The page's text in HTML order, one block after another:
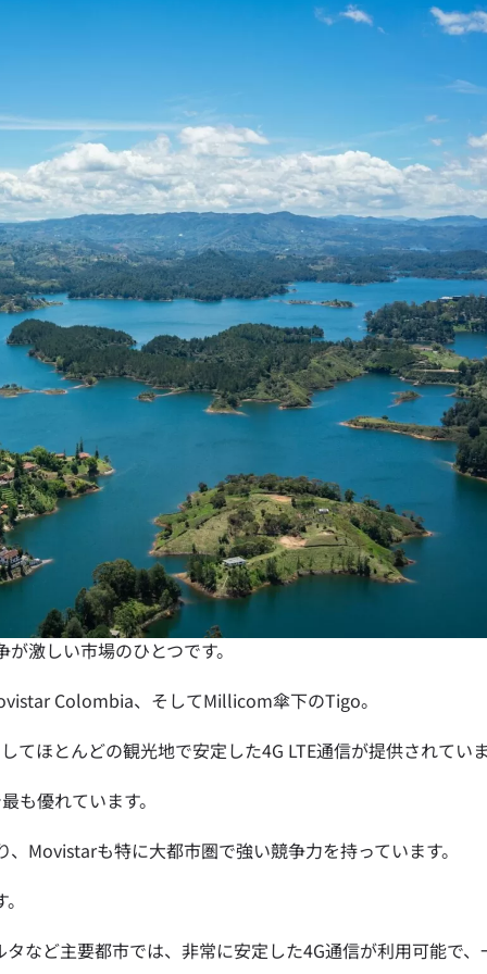
激しい市場のひとつです。
Colombia、そしてMillicom傘下のTigo。
てほとんどの観光地で安定した4G LTE通信が提供されてい
も優れています。
Movistarも特に大都市圏で強い競争力を持っています。
など主要都市では、非常に安定した4G通信が利用可能で、
Then, contact your mobile carrier to request an eSIM
They will provide you with a QR code or activation
can scan or enter in your device settings. Once
the benefits of eSIM without needing a physical SIM
日本語
選択
索
米ドル KRW - 韓国ウォン
シンガポール・ドル
本円 EUR - ユーロ
タイ・バーツ
ンドネシア・ルピア AUD - 豪ドル
アラブ首長国連邦ディルハム ILS - イスラエル新シェケル
Appleで続ける
またはメールで続ける
アドレス
OTPを送信